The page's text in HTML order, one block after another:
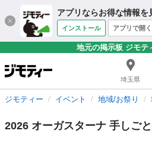
アプリならお得な情報を
インストール アプリで開く
地元の掲示板 ジモテ
埼玉県
ジモティー イベント 地域/お祭り
2026 オーガスターナ 手しご